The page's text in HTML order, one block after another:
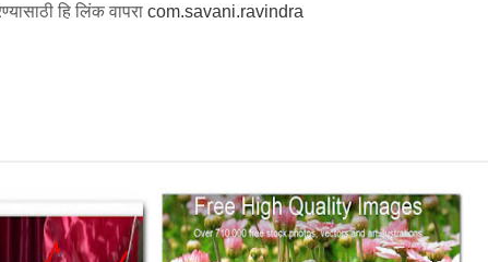
हि लिंक वापरा com.savani.ravindra